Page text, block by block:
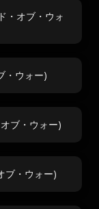
・オブ・ウォ
・ウォー)
ブ・ウォー)
ブ・ウォー)